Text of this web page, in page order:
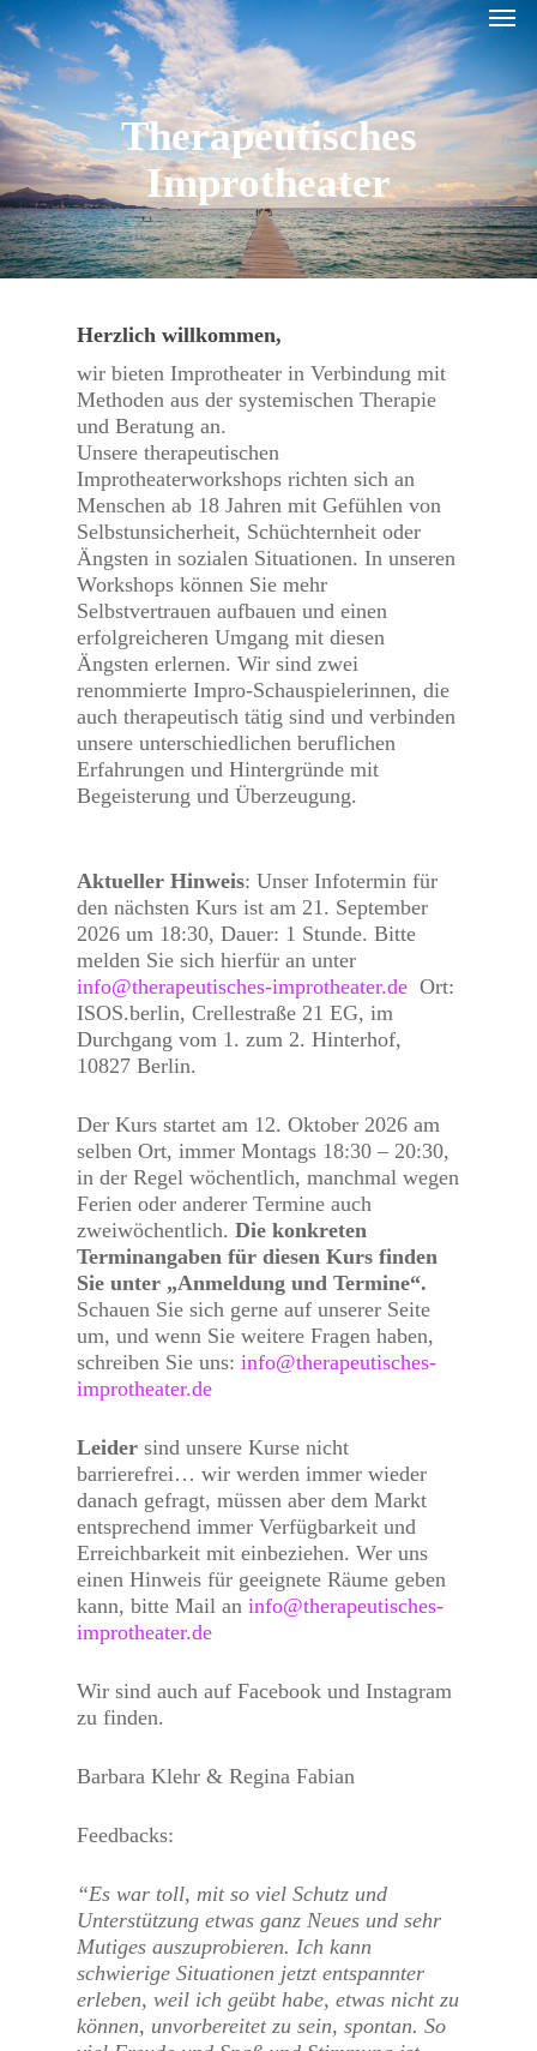
Skip
to
main
content
Therapeutisches
Improtheater
Herzlich willkommen,
wir bieten Improtheater in Verbindung mit
Methoden aus der systemischen Therapie
und Beratung an.
Unsere therapeutischen
Improtheaterworkshops richten sich an
Menschen ab 18 Jahren mit Gefühlen von
Selbstunsicherheit, Schüchternheit oder
Ängsten in sozialen Situationen.In unseren
Workshops können Sie mehr
Selbstvertrauen aufbauen und einen
erfolgreicheren Umgang mit diesen
Ängsten erlernen.Wir sind zwei
renommierte Impro-Schauspielerinnen, die
auch therapeutisch tätig sind und verbinden
unsere unterschiedlichen beruflichen
Erfahrungen und Hintergründe mit
Begeisterung und Überzeugung.
Aktueller Hinweis: Unser Infotermin für
den nächsten Kurs ist am 21. September
2026 um 18:30, Dauer: 1 Stunde. Bitte
melden Sie sich hierfür an unter
info@therapeutisches-improtheater.de Ort:
ISOS.berlin, Crellestraße 21 EG, im
Durchgang vom 1. zum 2. Hinterhof,
10827 Berlin.
Der Kurs startet am 12. Oktober 2026 am
selben Ort, immer Montags 18:30 – 20:30,
in der Regel wöchentlich, manchmal wegen
Ferien oder anderer Termine auch
zweiwöchentlich.Die konkreten
Terminangaben für diesen Kurs finden
Sie unter „Anmeldung und Termine“.
Schauen Sie sich gerne auf unserer Seite
um, und wenn Sie weitere Fragen haben,
schreiben Sie uns:info@therapeutisches-
improtheater.de
Leidersind unsere Kurse nicht
barrierefrei… wir werden immer wieder
danach gefragt, müssen aber dem Markt
entsprechend immer Verfügbarkeit und
Erreichbarkeit mit einbeziehen. Wer uns
einen Hinweis für geeignete Räume geben
kann, bitte Mail aninfo@therapeutisches-
improtheater.de
Wir sind auch auf Facebook und Instagram
zu finden.
Barbara Klehr &Regina Fabian
Feedbacks:
“Es war toll, mit so viel Schutz und
Unterstützung etwas ganz Neues und sehr
Mutiges auszuprobieren. Ich kann
schwierige Situationen jetzt entspannter
erleben, weil ich geübt habe, etwas nicht zu
können, unvorbereitet zu sein, spontan. So